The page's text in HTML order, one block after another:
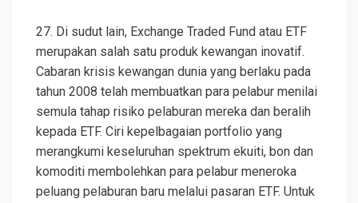
27. Di sudut lain, Exchange Traded Fund atau ETF
merupakan salah satu produk kewangan inovatif.
Cabaran krisis kewangan dunia yang berlaku pada
tahun 2008 telah membuatkan para pelabur menilai
semula tahap risiko pelaburan mereka dan beralih
kepada ETF. Ciri kepelbagaian portfolio yang
merangkumi keseluruhan spektrum ekuiti, bon dan
komoditi membolehkan para pelabur meneroka
peluang pelaburan baru melalui pasaran ETF. Untuk